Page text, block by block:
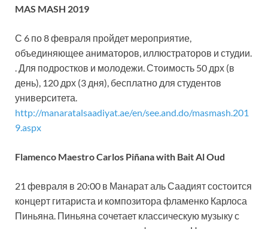
MAS MASH 2019
С 6 по 8 февраля пройдет мероприятие,
объединяющее аниматоров, иллюстраторов и студии.
. Для подростков и молодежи. Стоимость 50 дрх (в
день), 120 дрх (3 дня), бесплатно для студентов
университета.
http://manaratalsaadiyat.ae/en/see.and.do/masmash.201
9.aspx
Flamenco Maestro Carlos Piñana with Bait Al Oud
21 февраля в 20:00 в Манарат аль Саадият состоится
концерт гитариста и композитора фламенко Карлоса
Пиньяна. Пиньяна сочетает классическую музыку с